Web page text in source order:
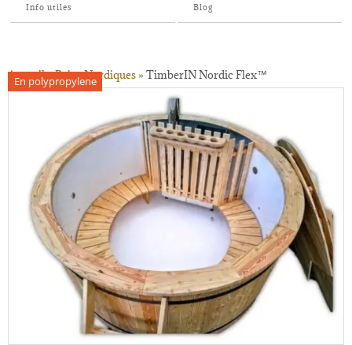
Info utiles Blog
Accueil»Bains Nordiques » TimberIN Nordic Flex™
En polypropylene